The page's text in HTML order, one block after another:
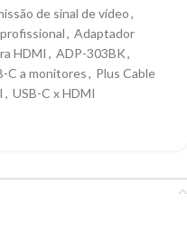
de sinal de vídeo,
, Adaptador
HDMI , ADP-303BK,
C a monitores, Plus Cable
, USB-C x HDMI